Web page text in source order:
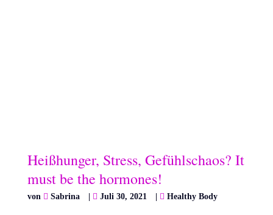
Heißhunger, Stress, Gefühlschaos? It
must be the hormones!
von Sabrina Juli 30, 2021 Healthy Body